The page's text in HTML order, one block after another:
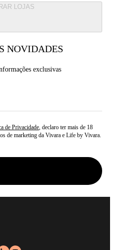
LOJAS
NOVIDADES
exclusivas
de Privacidade, declaro ter mais de 18
de marketing da Vivara e Life by Vivara.